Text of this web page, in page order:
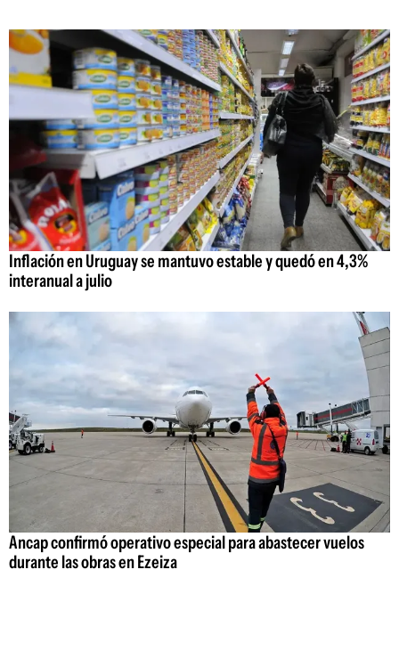
Inflación en Uruguay se mantuvo estable y quedó en 4,3%
interanual a julio
Ancap confirmó operativo especial para abastecer vuelos
durante las obras en Ezeiza